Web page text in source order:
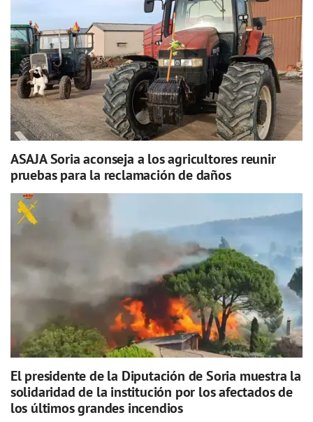
ASAJA Soria aconseja a los agricultores reunir
pruebas para la reclamación de daños
El presidente de la Diputación de Soria muestra la
solidaridad de la institución por los afectados de
los últimos grandes incendios